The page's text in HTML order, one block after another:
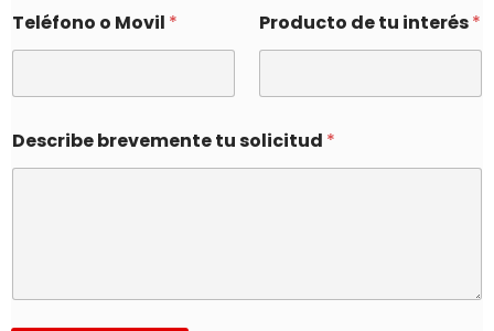
Teléfono o Movil * Producto de tu interés*
Describe brevemente tu solicitud *